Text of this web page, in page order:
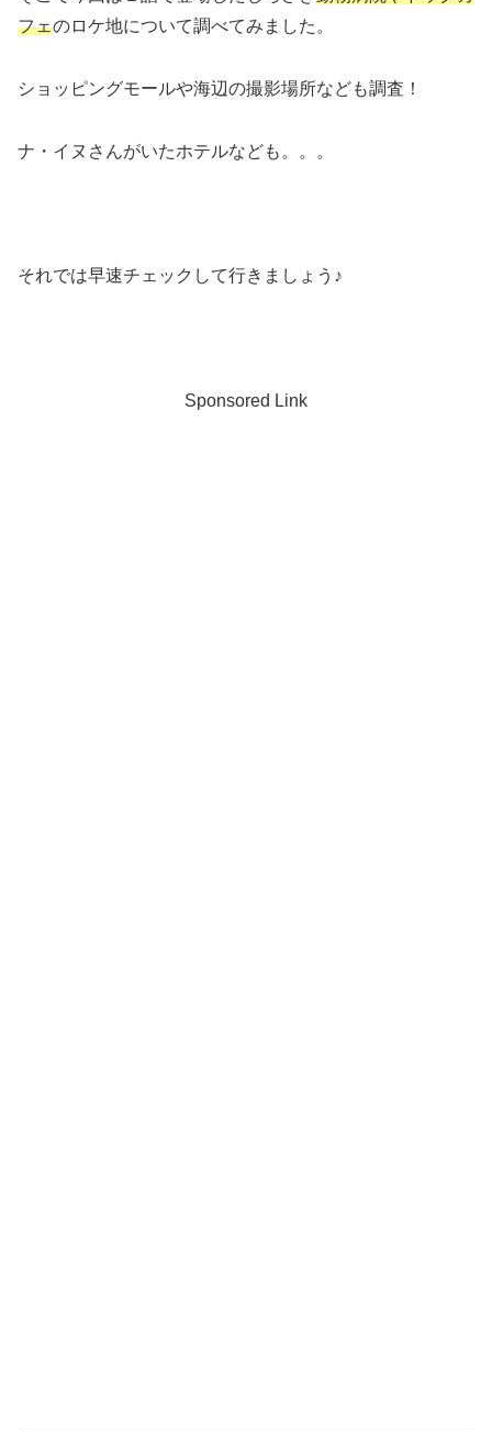
フェのロケ地について調べてみました。
ショッピングモールや海辺の撮影場所なども調査！
ナ・イヌさんがいたホテルなども。。。
それでは早速チェックして行きましょう♪
Sponsored Link